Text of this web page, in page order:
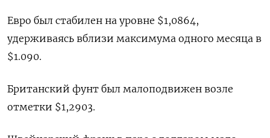
Евро был стабилен на уровне $1,0864​,
удерживаясь вблизи максимума одного месяца в
$1.090.
Британский фунт был малоподвижен возле
отметки $1,2903​.